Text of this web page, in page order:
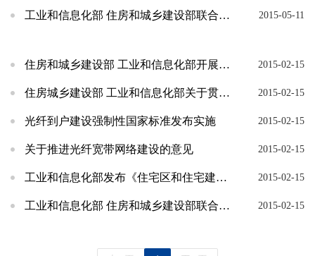
工业和信息化部 住房和城乡建设部联合开展光纤到户国家标准贯彻实施情况调研 2015-05-11
住房和城乡建设部 工业和信息化部开展光纤到户国家标准执行情况调研 2015-02-15
住房城乡建设部 工业和信息化部关于贯彻落实光纤到户国家标准的通知 2015-02-15
光纤到户建设强制性国家标准发布实施 2015-02-15
关于推进光纤宽带网络建设的意见 2015-02-15
工业和信息化部发布《住宅区和住宅建筑内光纤到户通信设施工程预算定额》 2015-02-15
工业和信息化部 住房和城乡建设部联合召开光纤到户工程建设现场会 2015-02-15